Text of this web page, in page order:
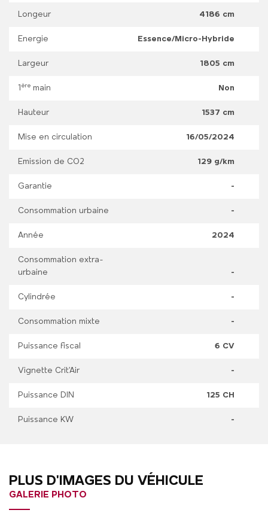
Longeur 4186 cm
Energie Essence/Micro-Hybride
Largeur 1805 cm
1ère main Non
Hauteur 1537 cm
Mise en circulation 16/05/2024
Emission de CO2 129 g/km
Garantie -
Consommation urbaine -
Année 2024
Consommation extra-
urbaine
-
Cylindrée -
Consommation mixte -
Puissance fiscal 6 CV
Vignette Crit'Air -
Puissance DIN 125 CH
Puissance KW -
PLUS D'IMAGES DU VÉHICULE
GALERIE PHOTO